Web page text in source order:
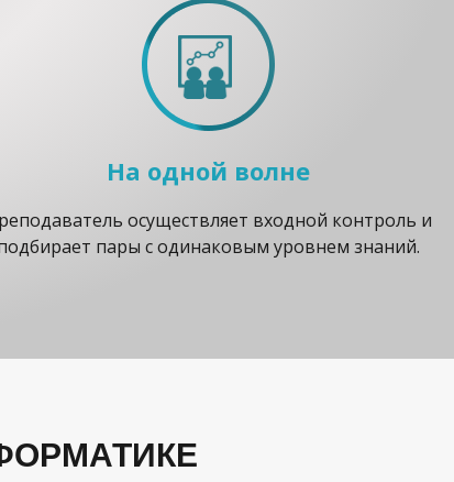
На одной волне
осуществляет входной контроль и
пары с одинаковым уровнем знаний.